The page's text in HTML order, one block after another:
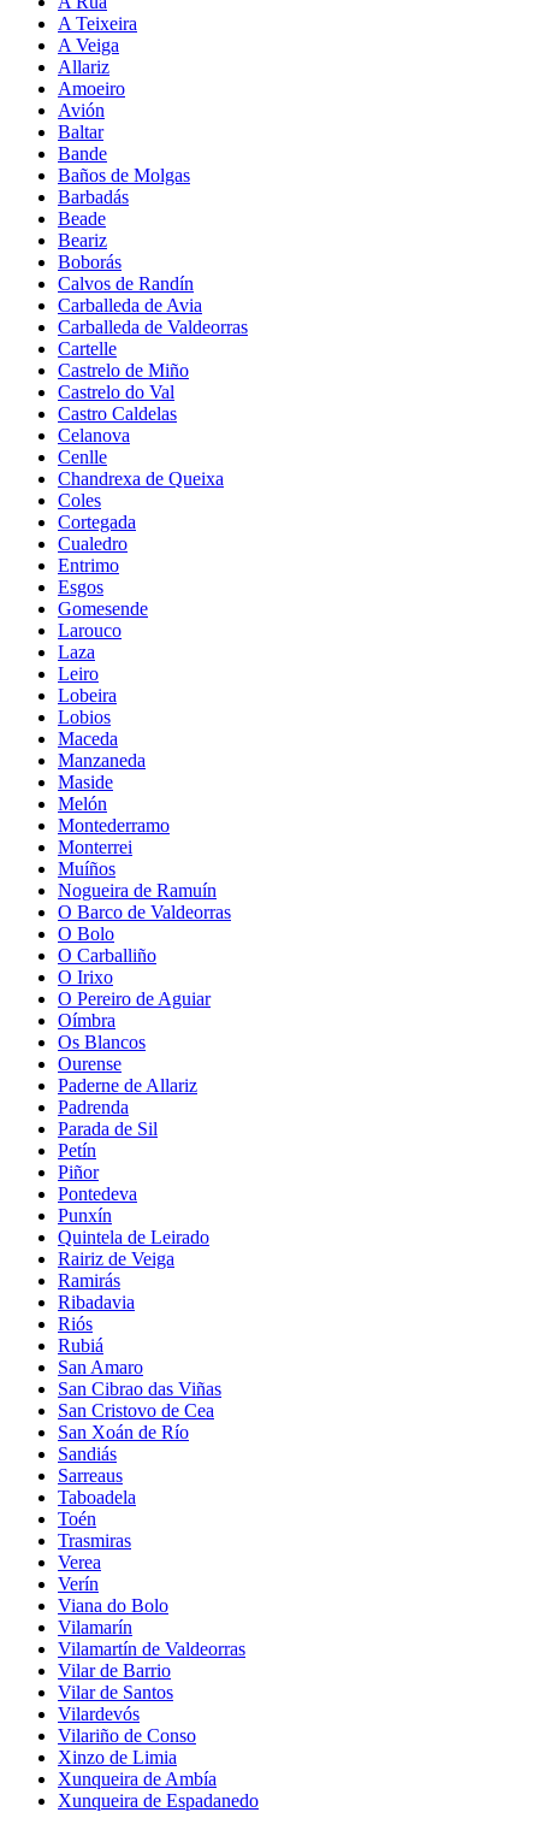
A Teixeira
A Veiga
Allariz
Amoeiro
Avión
Baltar
Bande
Baños de Molgas
Barbadás
Beade
Beariz
Boborás
Calvos de Randín
Carballeda de Avia
Carballeda de Valdeorras
Cartelle
Castrelo de Miño
Castrelo do Val
Castro Caldelas
Celanova
Cenlle
Chandrexa de Queixa
Coles
Cortegada
Cualedro
Entrimo
Esgos
Gomesende
Larouco
Laza
Leiro
Lobeira
Lobios
Maceda
Manzaneda
Maside
Melón
Montederramo
Monterrei
Muíños
Nogueira de Ramuín
O Barco de Valdeorras
O Bolo
O Carballiño
O Irixo
O Pereiro de Aguiar
Oímbra
Os Blancos
Ourense
Paderne de Allariz
Padrenda
Parada de Sil
Petín
Piñor
Pontedeva
Punxín
Quintela de Leirado
Rairiz de Veiga
Ramirás
Ribadavia
Riós
Rubiá
San Amaro
San Cibrao das Viñas
San Cristovo de Cea
San Xoán de Río
Sandiás
Sarreaus
Taboadela
Toén
Trasmiras
Verea
Verín
Viana do Bolo
Vilamarín
Vilamartín de Valdeorras
Vilar de Barrio
Vilar de Santos
Vilardevós
Vilariño de Conso
Xinzo de Limia
Xunqueira de Ambía
Xunqueira de Espadanedo